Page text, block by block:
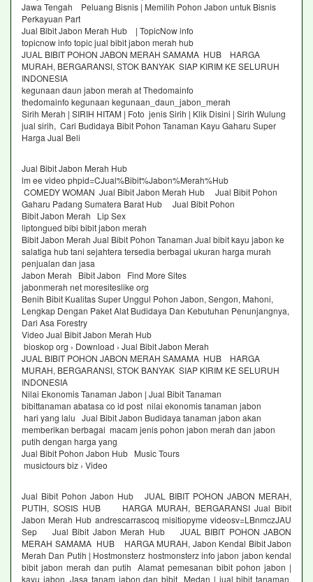
Jawa Tengah Peluang Bisnis | Memilih Pohon Jabon untuk Bisnis
Perkayuan Part
Jual Bibit Jabon Merah Hub | TopicNow info
topicnow info topic jual bibit jabon merah hub
JUAL BIBIT POHON JABON MERAH SAMAMA HUB HARGA
MURAH, BERGARANSI, STOK BANYAK SIAP KIRIM KE SELURUH
INDONESIA
kegunaan daun jabon merah at Thedomainfo
thedomainfo kegunaan kegunaan_daun_jabon_merah
Sirih Merah | SIRIH HITAM | Foto jenis Sirih | Klik Disini | Sirih Wulung
jual sirih, Cari Budidaya Bibit Pohon Tanaman Kayu Gaharu Super
Harga Jual Beli
Jual Bibit Jabon Merah Hub
lm ee video phpid=CJual%Bibit%Jabon%Merah%Hub
COMEDY WOMAN Jual Bibit Jabon Merah Hub Jual Bibit Pohon
Gaharu Padang Sumatera Barat Hub Jual Bibit Pohon
Bibit Jabon Merah Lip Sex
liptongued bibi bibit jabon merah
Bibit Jabon Merah Jual Bibit Pohon Tanaman Jual bibit kayu jabon ke
salatiga hub tani sejahtera tersedia berbagai ukuran harga murah
penjualan dan jasa
Jabon Merah Bibit Jabon Find More Sites
jabonmerah net moresiteslike org
Benih Bibit Kualitas Super Unggul Pohon Jabon, Sengon, Mahoni,
Lengkap Dengan Paket Alat Budidaya Dan Kebutuhan Penunjangnya,
Dari Asa Forestry
Video Jual Bibit Jabon Merah Hub
bioskop org › Download › Jual Bibit Jabon Merah
JUAL BIBIT POHON JABON MERAH SAMAMA HUB HARGA
MURAH, BERGARANSI, STOK BANYAK SIAP KIRIM KE SELURUH
INDONESIA
Nilai Ekonomis Tanaman Jabon | Jual Bibit Tanaman
bibittanaman abatasa co id post nilai ekonomis tanaman jabon
hari yang lalu Jual Bibit Jabon Budidaya tanaman jabon akan
memberikan berbagai macam jenis pohon jabon merah dan jabon
putih dengan harga yang
Jual Bibit Pohon Jabon Hub Music Tours
musictours biz › Video
Jual Bibit Pohon Jabon Hub JUAL BIBIT POHON JABON MERAH,
PUTIH, SOSIS HUB HARGA MURAH, BERGARANSI Jual Bibit
Jabon Merah Hub andrescarrascoq misitiopyme videosv=LBnmczJAU
Sep Jual Bibit Jabon Merah Hub JUAL BIBIT POHON JABON
MERAH SAMAMA HUB HARGA MURAH, Jabon Kendal Bibit Jabon
Merah Dan Putih | Hostmonsterz hostmonsterz info jabon jabon kendal
bibit jabon merah dan putih Alamat pemesanan bibit pohon jabon |
kayu jabon, Jasa tanam jabon dan bibit Medan | jual bibit tanaman,